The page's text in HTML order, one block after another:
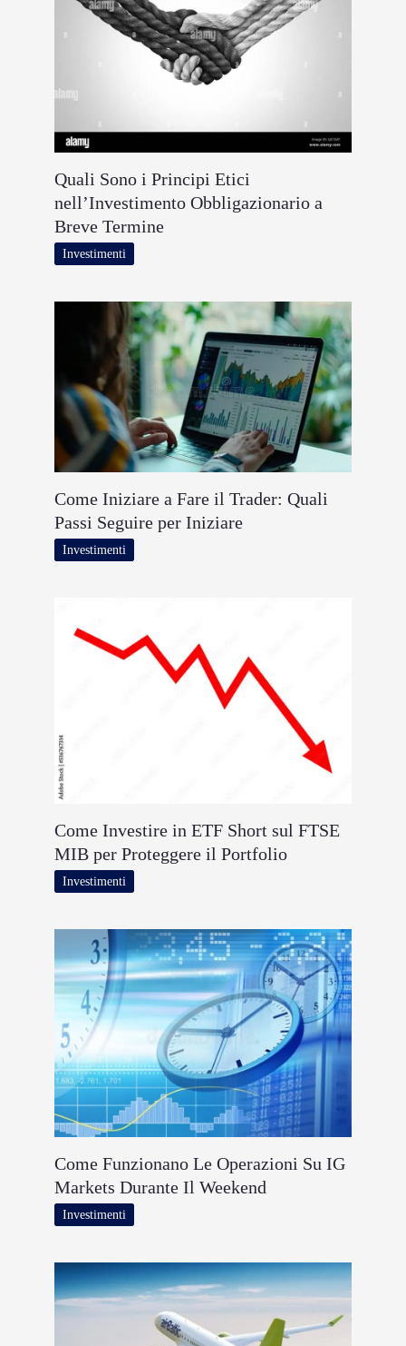
Quali Sono i Principi Etici
nell’Investimento Obbligazionario a
Breve Termine
Investimenti
Come Iniziare a Fare il Trader: Quali
Passi Seguire per Iniziare
Investimenti
Come Investire in ETF Short sul FTSE
MIB per Proteggere il Portfolio
Investimenti
Come Funzionano Le Operazioni Su IG
Markets Durante Il Weekend
Investimenti